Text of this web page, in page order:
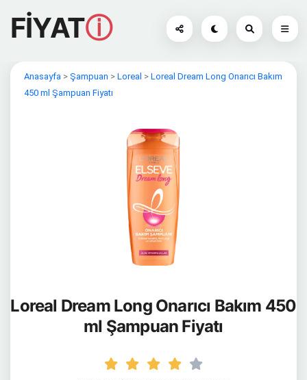
FİYATⓘ
Anasayfa > Şampuan > Loreal > Loreal Dream Long Onarıcı Bakım
450 ml Şampuan Fiyatı
Loreal Dream Long Onarıcı Bakım 450
ml Şampuan Fiyatı